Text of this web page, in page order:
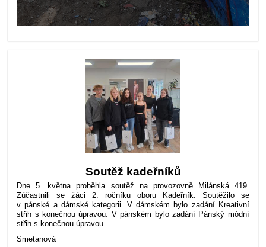
Soutěž kadeřníků
Dne 5. května proběhla soutěž na provozovně Milánská 419.
Zúčastnili se žáci 2. ročníku oboru Kadeřník. Soutěžilo se
v pánské a dámské kategorii. V dámském bylo zadání Kreativní
střih s konečnou úpravou. V pánském bylo zadání Pánský módní
střih s konečnou úpravou.
Smetanová